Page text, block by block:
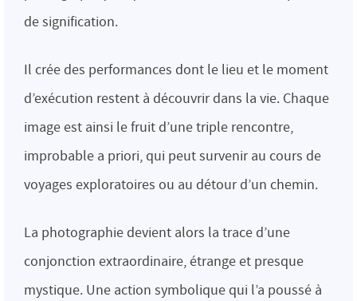
de signification.
Il crée des performances dont le lieu et le moment
d’exécution restent à découvrir dans la vie. Chaque
image est ainsi le fruit d’une triple rencontre,
improbable a priori, qui peut survenir au cours de
voyages exploratoires ou au détour d’un chemin.
La photographie devient alors la trace d’une
conjonction extraordinaire, étrange et presque
mystique. Une action symbolique qui l’a poussé à